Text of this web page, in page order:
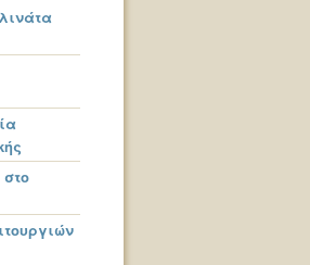
στο